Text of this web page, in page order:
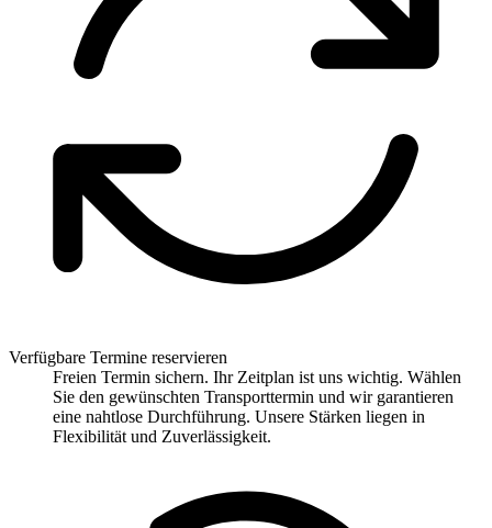
Verfügbare Termine reservieren
Freien Termin sichern. Ihr Zeitplan ist uns wichtig. Wählen
Sie den gewünschten Transporttermin und wir garantieren
eine nahtlose Durchführung. Unsere Stärken liegen in
Flexibilität und Zuverlässigkeit.